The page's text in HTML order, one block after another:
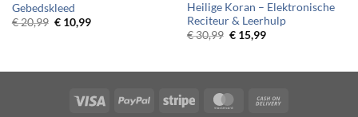
Gebedskleed
€20,99 Original
price
€10,99Current
Heilige Koran – Elektronische
Reciteur & Leerhulp
€30,99 Original
price
€15,99Current